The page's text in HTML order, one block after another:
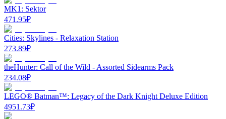
MK1: Sektor
471.95₽
Cities: Skylines - Relaxation Station
273.89₽
theHunter: Call of the Wild - Assorted Sidearms Pack
234.08₽
LEGO® Batman™: Legacy of the Dark Knight Deluxe Edition
4951.73₽